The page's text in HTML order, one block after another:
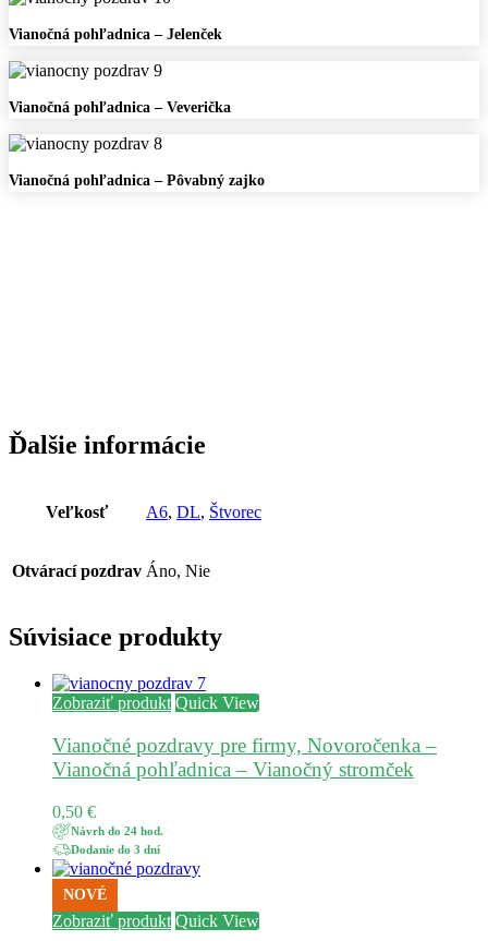
Mráz
Vianočná
–
Vianočná pohľadnica – Jelenček
Vianočná
–
Vianočná pohľadnica – Veverička
Vianočná
Vianočná pohľadnica – Pôvabný zajko
Ďalšie informácie
Veľkosť A6, DL, Štvorec
Otvárací pozdrav Áno, Nie
Súvisiace produkty
Zobraziť produkt Quick View
Vianočné pozdravy pre firmy, Novoročenka –
Vianočná pohľadnica – Vianočný stromček
0,50 €
Návrh do 24 hod.
Dodanie do 3 dní
NOVÉ
Zobraziť produkt Quick View